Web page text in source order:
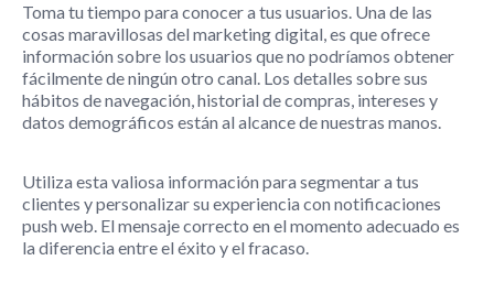
Toma tu tiempo para conocer a tus usuarios. Una de las
cosas maravillosas del marketing digital, es que ofrece
información sobre los usuarios que no podríamos obtener
fácilmente de ningún otro canal. Los detalles sobre sus
hábitos de navegación, historial de compras, intereses y
datos demográficos están al alcance de nuestras manos.
Utiliza esta valiosa información para segmentar a tus
clientes y personalizar su experiencia con notificaciones
push web. El mensaje correcto en el momento adecuado es
la diferencia entre el éxito y el fracaso.